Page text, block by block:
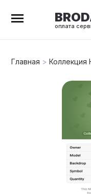
оплата
Главная >Коллекция